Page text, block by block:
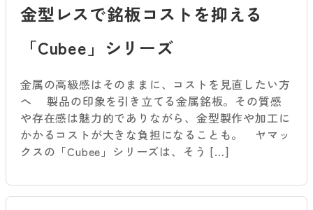
金型レスで銘板コストを抑える
「Cubee」シリーズ
金属の高級感はそのままに、コストを見直したい方
へ 製品の印象を引き立てる金属銘板。その質感
や存在感は魅力的でありながら、金型製作や加工に
かかるコストが大きな負担になることも。 ヤマッ
クスの「Cubee」シリーズは、そう […]